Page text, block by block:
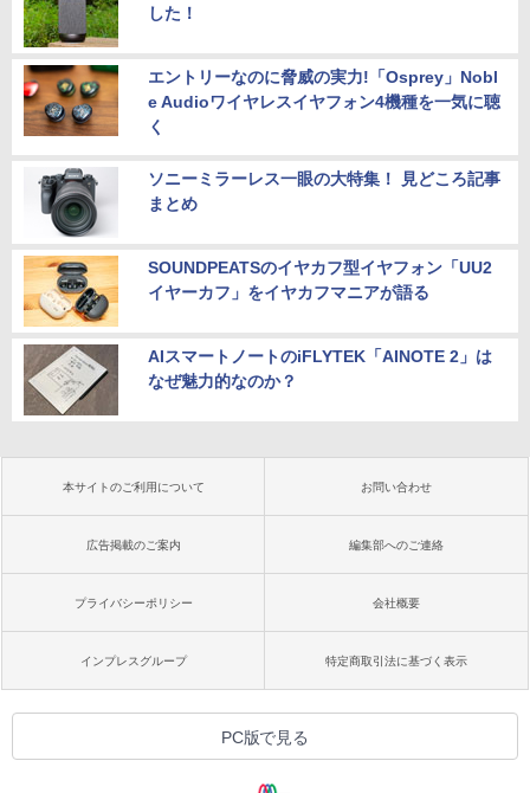
した！
エントリーなのに脅威の実力!「Osprey」Nobl
e Audioワイヤレスイヤフォン4機種を一気に聴
く
ソニーミラーレス一眼の大特集！ 見どころ記事
まとめ
SOUNDPEATSのイヤカフ型イヤフォン「UU2
イヤーカフ」をイヤカフマニアが語る
AIスマートノートのiFLYTEK「AINOTE 2」は
なぜ魅力的なのか？
本サイトのご利用について お問い合わせ
広告掲載のご案内 編集部へのご連絡
プライバシーポリシー 会社概要
インプレスグループ 特定商取引法に基づく表示
PC版で見る